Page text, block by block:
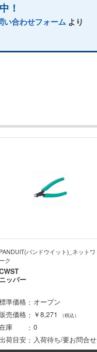
！
い合わせフォームより
PANDUIT(パンドウイット)_ネットワ
ーク
ニッパー
準価格
オープン
売価格
￥8,271 （税込）
庫
0
出荷目安
入荷待ち/要お問合せ